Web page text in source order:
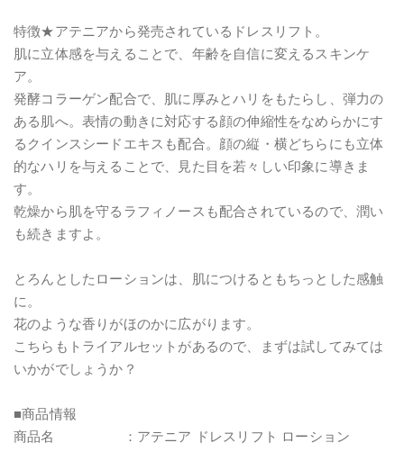
特徴★アテニアから発売されているドレスリフト。
肌に立体感を与えることで、年齢を自信に変えるスキンケ
ア。
発酵コラーゲン配合で、肌に厚みとハリをもたらし、弾力の
ある肌へ。表情の動きに対応する顔の伸縮性をなめらかにす
るクインスシードエキスも配合。顔の縦・横どちらにも立体
的なハリを与えることで、見た目を若々しい印象に導きま
す。
乾燥から肌を守るラフィノースも配合されているので、潤い
も続きますよ。
とろんとしたローションは、肌につけるともちっとした感触
に。
花のような香りがほのかに広がります。
こちらもトライアルセットがあるので、まずは試してみては
いかがでしょうか？
■商品情報
商品名 ：アテニア ドレスリフト ローション